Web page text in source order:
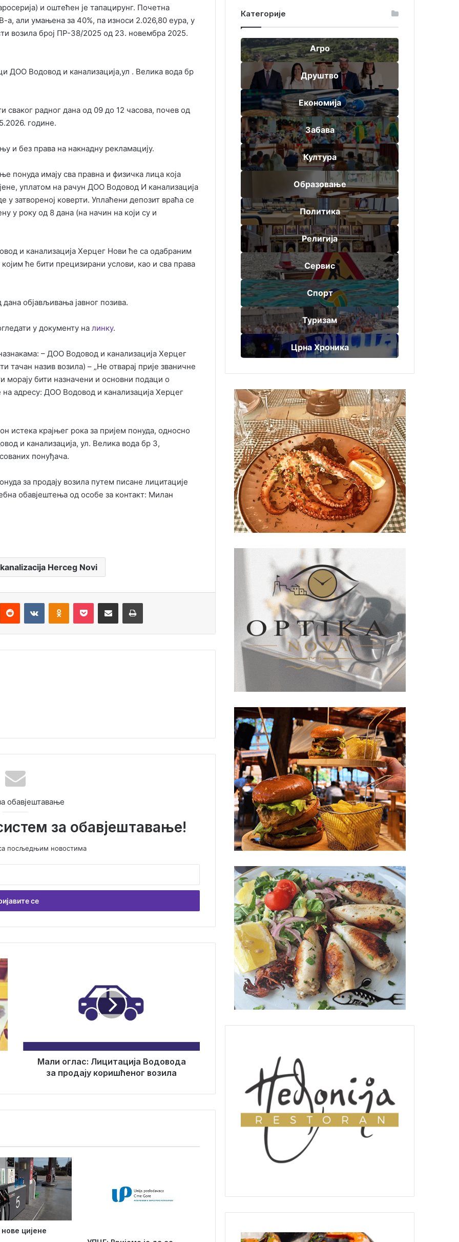
и оштећен је тапацирунг. Почетна
а, али умањена за 40%, па износи 2.026,80 еура, у
возила број ПР-38/2025 од 23. новембра 2025.
ДОО Водовод и канализација,ул . Велика вода бр
сваког радног дана од 09 до 12 часова, почев од
године.
и без права на накнадну рекламацију.
понуда имају сва правна и физичка лица која
уплатом на рачун ДОО Водовод И канализација
у затвореној коверти. Уплаћени депозит враћа се
у року од 8 дана (на начин на који су и
и канализација Херцег Нови ће са одабраним
ће бити прецизирани услови, као и сва права
објављивања јавног позива.
у документу на линку.
– ДОО Водовод и канализација Херцег
тачан назив возила) – „Не отварај прије званичне
морају бити назначени и основни подаци о
адресу: ДОО Водовод и канализација Херцег
истека крајњег рока за пријем понуда, односно
и канализација, ул. Велика вода бр 3,
понуђача.
за продају возила путем писане лицитације
обавјештења од особе за контакт: Милан
Herceg Novi
обавјештавање
за обавјештавање!
посљедњим новостима
с
ц
и
ј
а
В
о
о
в
о
Мали оглас: Лицитација Водовода
за продају коришћеног возила
цијене
Категорије
Агро
Друштво
Економија
Забава
Култура
Образовање
Политика
Религија
Сервис
Спорт
Туризам
Црна Хроника